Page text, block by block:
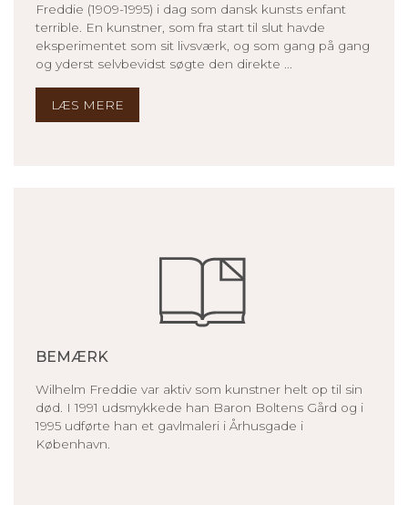
Freddie (1909-1995) i dag som dansk kunsts enfant
terrible. En kunstner, som fra start til slut havde
eksperimentet som sit livsværk, og som gang på gang
og yderst selvbevidst søgte den direkte ...
LÆS MERE
BEMÆRK
Wilhelm Freddie var aktiv som kunstner helt op til sin
død. I 1991 udsmykkede han Baron Boltens Gård og i
1995 udførte han et gavlmaleri i Århusgade i
København.